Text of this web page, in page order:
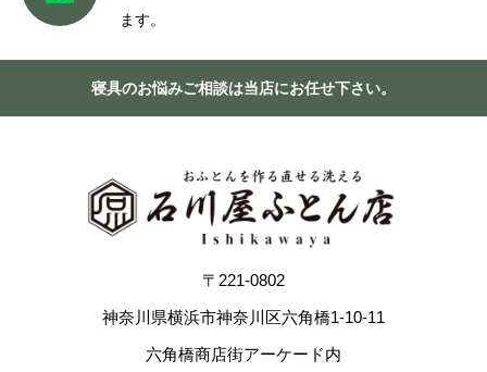
ます。
寝具のお悩みご相談は当店にお任せ下さい。
〒221-0802
神奈川県横浜市神奈川区六角橋1-10-11
六角橋商店街アーケード内